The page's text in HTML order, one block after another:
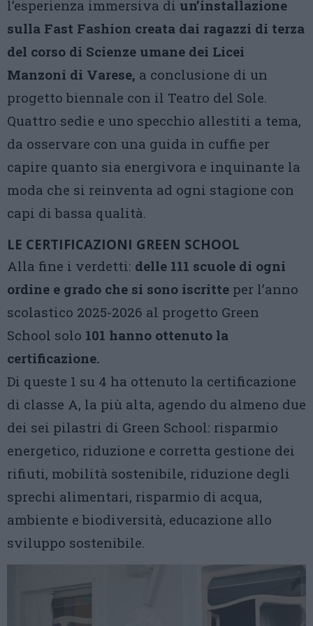
l’esperienza immersiva di un’installazione
sulla Fast Fashion creata dai ragazzi di terza
del corso di Scienze umane dei Licei
Manzoni di Varese, a conclusione di un
progetto biennale con il Teatro del Sole.
Quattro sedie e uno specchio allestiti a tema,
da osservare con una guida in cuffie per
capire quanto sia energivora e inquinante la
moda che si reinventa ad ogni stagione con
capi di bassa qualità.
LE CERTIFICAZIONI GREEN SCHOOL
Alla fine i verdetti: delle 111 scuole di ogni
ordine e grado che si sono iscritte per l’anno
scolastico 2025-2026 al progetto Green
School solo 101 hanno ottenuto la
certificazione.
Di queste 1 su 4 ha ottenuto la certificazione
di classe A, la più alta, agendo du almeno due
dei sei pilastri di Green School: risparmio
energetico, riduzione e corretta gestione dei
rifiuti, mobilità sostenibile, riduzione degli
sprechi alimentari, risparmio di acqua,
ambiente e biodiversità, educazione allo
sviluppo sostenibile.